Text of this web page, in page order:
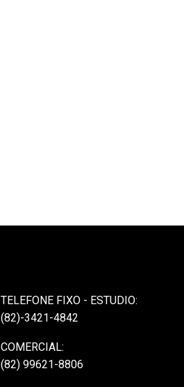
TELEFONE FIXO - ESTUDIO:
(82)-3421-4842
COMERCIAL:
(82) 99621-8806